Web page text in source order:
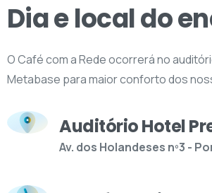
Dia e local do
O Café com a Rede ocorrerá no
Metabase para maior conforto dos
Auditório Hotel
Av. dos Holandeses nº3 -